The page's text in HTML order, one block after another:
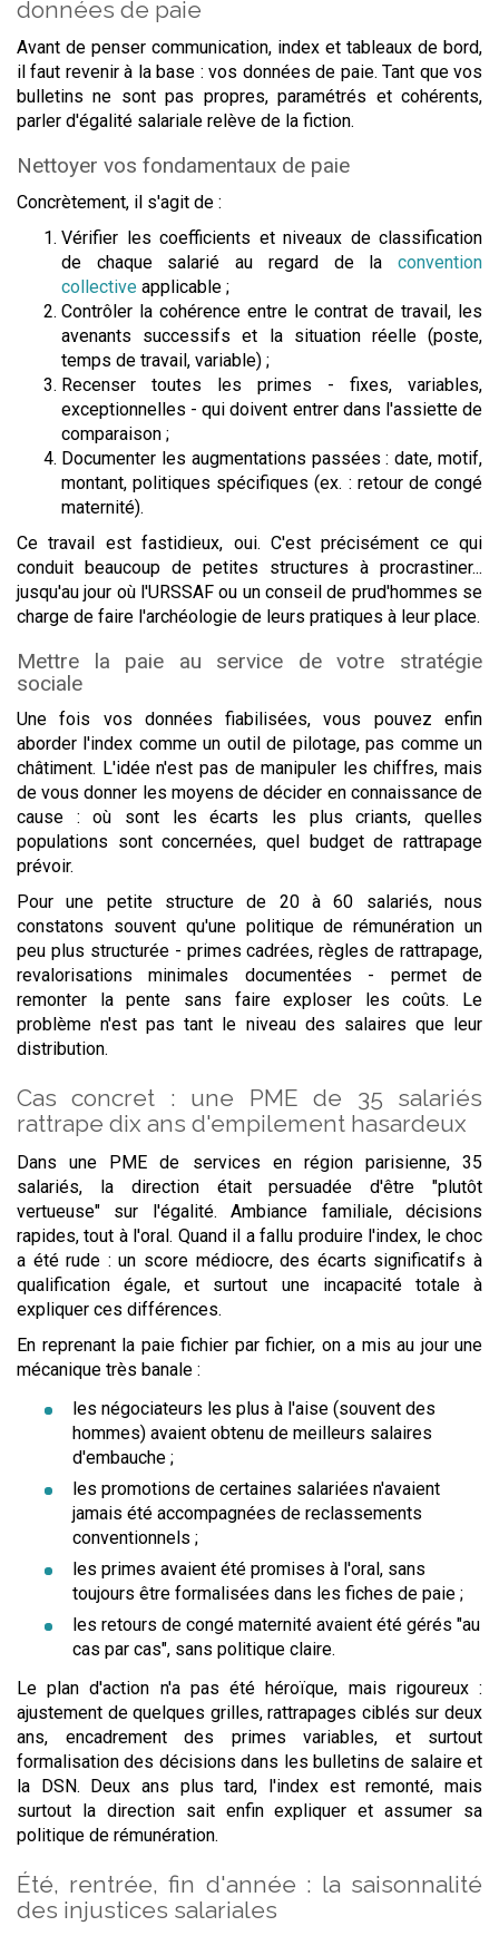
données de paie
Avant de penser communication, index et tableaux de bord,
il faut revenir à la base : vos données de paie. Tant que vos
bulletins ne sont pas propres, paramétrés et cohérents,
parler d'égalité salariale relève de la fiction.
Nettoyer vos fondamentaux de paie
Concrètement, il s'agit de :
Vérifier les coefficients et niveaux de classification
de chaque salarié au regard de la convention
collective applicable ;
Contrôler la cohérence entre le contrat de travail, les
avenants successifs et la situation réelle (poste,
temps de travail, variable) ;
Recenser toutes les primes - fixes, variables,
exceptionnelles - qui doivent entrer dans l'assiette de
comparaison ;
Documenter les augmentations passées : date, motif,
montant, politiques spécifiques (ex. : retour de congé
maternité).
Ce travail est fastidieux, oui. C'est précisément ce qui
conduit beaucoup de petites structures à procrastiner...
jusqu'au jour où l'URSSAF ou un conseil de prud'hommes se
charge de faire l'archéologie de leurs pratiques à leur place.
Mettre la paie au service de votre stratégie
sociale
Une fois vos données fiabilisées, vous pouvez enfin
aborder l'index comme un outil de pilotage, pas comme un
châtiment. L'idée n'est pas de manipuler les chiffres, mais
de vous donner les moyens de décider en connaissance de
cause : où sont les écarts les plus criants, quelles
populations sont concernées, quel budget de rattrapage
prévoir.
Pour une petite structure de 20 à 60 salariés, nous
constatons souvent qu'une politique de rémunération un
peu plus structurée - primes cadrées, règles de rattrapage,
revalorisations minimales documentées - permet de
remonter la pente sans faire exploser les coûts. Le
problème n'est pas tant le niveau des salaires que leur
distribution.
Cas concret : une PME de 35 salariés
rattrape dix ans d'empilement hasardeux
Dans une PME de services en région parisienne, 35
salariés, la direction était persuadée d'être "plutôt
vertueuse" sur l'égalité. Ambiance familiale, décisions
rapides, tout à l'oral. Quand il a fallu produire l'index, le choc
a été rude : un score médiocre, des écarts significatifs à
qualification égale, et surtout une incapacité totale à
expliquer ces différences.
En reprenant la paie fichier par fichier, on a mis au jour une
mécanique très banale :
les négociateurs les plus à l'aise (souvent des
hommes) avaient obtenu de meilleurs salaires
d'embauche ;
les promotions de certaines salariées n'avaient
jamais été accompagnées de reclassements
conventionnels ;
les primes avaient été promises à l'oral, sans
toujours être formalisées dans les fiches de paie ;
les retours de congé maternité avaient été gérés "au
cas par cas", sans politique claire.
Le plan d'action n'a pas été héroïque, mais rigoureux :
ajustement de quelques grilles, rattrapages ciblés sur deux
ans, encadrement des primes variables, et surtout
formalisation des décisions dans les bulletins de salaire et
la DSN. Deux ans plus tard, l'index est remonté, mais
surtout la direction sait enfin expliquer et assumer sa
politique de rémunération.
Été, rentrée, fin d'année : la saisonnalité
des injustices salariales